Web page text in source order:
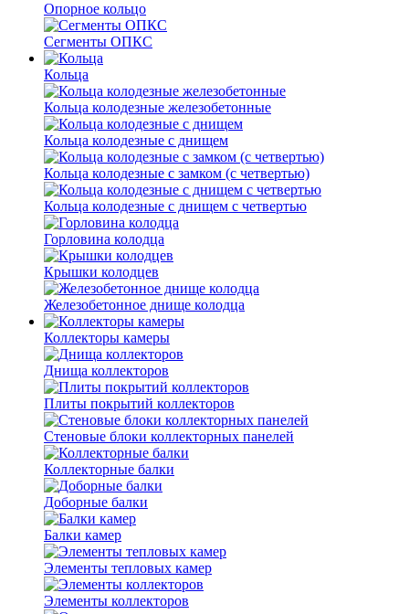
Опорное кольцо
Сегменты ОПКС
Кольца
Кольца колодезные железобетонные
Кольца колодезные с днищем
Кольца колодезные с замком (с четвертью)
Кольца колодезные с днищем с четвертью
Горловина колодца
Крышки колодцев
Железобетонное днище колодца
Коллекторы камеры
Днища коллекторов
Плиты покрытий коллекторов
Стеновые блоки коллекторных панелей
Коллекторные балки
Доборные балки
Балки камер
Элементы тепловых камер
Элементы коллекторов